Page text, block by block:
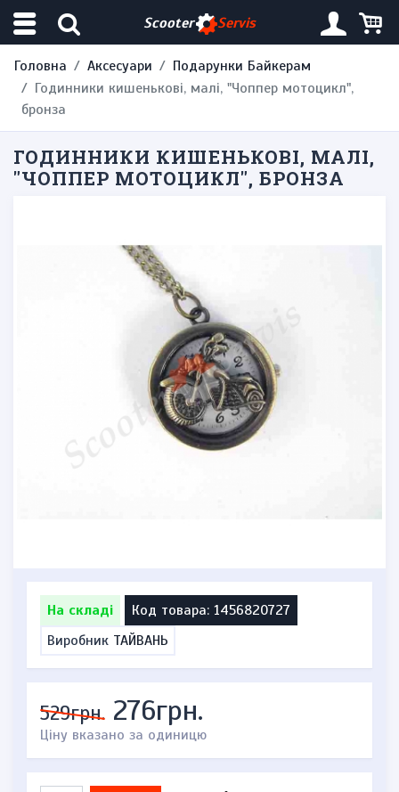
Scooter Servis
Головна Аксесуари
Подарунки Байкерам
Годинники кишенькові, малі, "Чоппер мотоцикл",
бронза
ГОДИННИКИ КИШЕНЬКОВІ, МАЛІ,
"ЧОППЕР МОТОЦИКЛ", БРОНЗА
На складі
Код товара: 1456820727
Виробник ТАЙВАНЬ
529грн. 276грн.
Ціну вказано за одиницю